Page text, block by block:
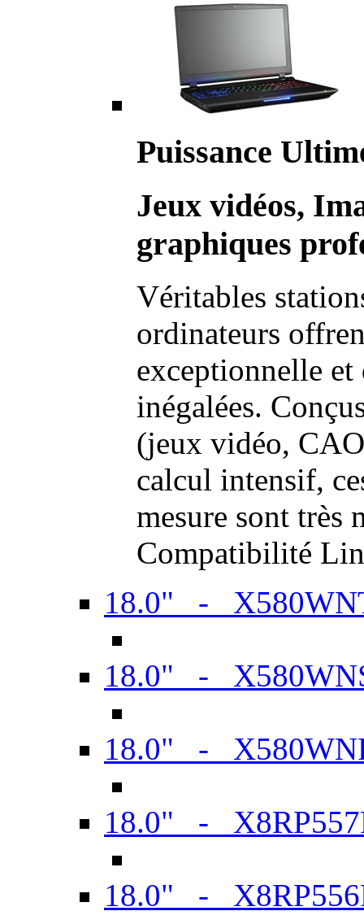
Puissance
Jeux vidéos,
graphiques
Véritables
ordinateurs
exceptionnelle et
inégalées.
(jeux vidéo,
calcul intensif,
mesure sont très
Compatibilité
18.0" -
18.0" -
18.0" -
18.0" -
18.0" -